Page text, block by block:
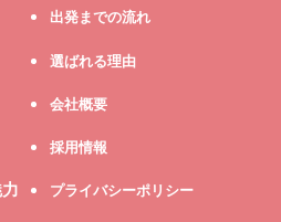
出発までの流れ
選ばれる理由
会社概要
採用情報
プライバシーポリシー